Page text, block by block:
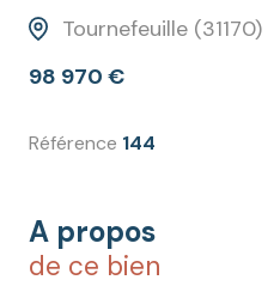
Tournefeuille (31170)
98 970 €
Référence 144
A propos
de ce bien